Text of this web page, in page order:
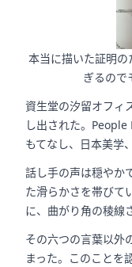
本当に描いた証明
ぎるので
資生堂の汐留オフィ
し出された。
もてなし、日本美学
話し手の声は穏やか
た滑らかさを帯びて
に、曲がり角の稜線
その六つの言葉以外
まった。このことを